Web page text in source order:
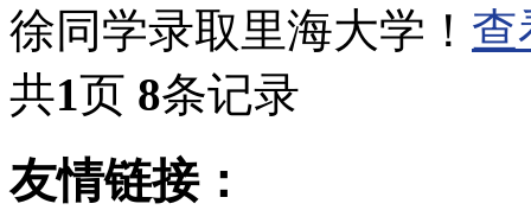
徐同学录取里海大学！ 查
共1页 8条记录
友情链接：